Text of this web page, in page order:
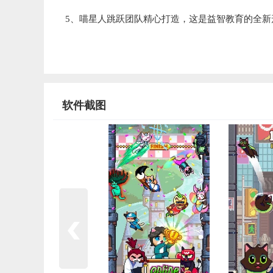
5、喵星人跳跃团队精心打造，这是益智教育的全
软件截图